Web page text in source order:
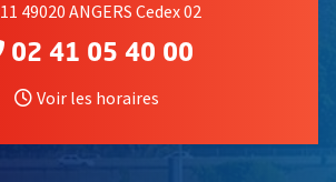
49020 ANGERS Cedex 02
02 41 05 40 00
Voir les horaires